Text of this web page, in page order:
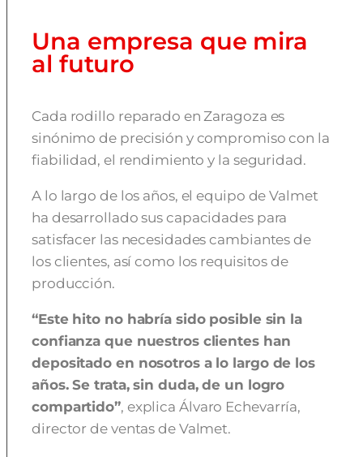
Una empresa que mira
al futuro
Cada rodillo reparado en Zaragoza es
sinónimo de precisión y compromiso con la
fiabilidad, el rendimiento y la seguridad.
A lo largo de los años, el equipo de Valmet
ha desarrollado sus capacidades para
satisfacer las necesidades cambiantes de
los clientes, así como los requisitos de
producción.
“Este hito no habría sido posible sin la
confianza que nuestros clientes han
depositado en nosotros a lo largo de los
años. Se trata, sin duda, de un logro
compartido”, explica Álvaro Echevarría,
director de ventas de Valmet.